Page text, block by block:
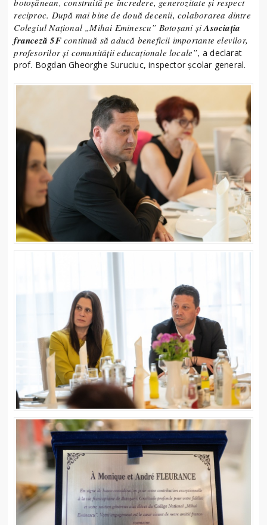
botoșănean, construită pe încredere, generozitate și respect
reciproc. După mai bine de două decenii, colaborarea dintre
Colegiul Național „Mihai Eminescu” Botoșani șiAsociația
franceză 5Fcontinuă să aducă beneficii importante elevilor,
profesorilor și comunității educaționale locale”, a declarat
prof. Bogdan Gheorghe Suruciuc, inspector școlar general.